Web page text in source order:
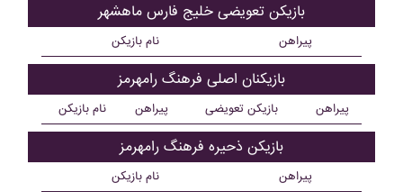
بازیکن تعویضی خليج فارس ماهشهر
نام بازیکن پیراهن
بازیکنان اصلی فرهنگ رامهرمز
نام بازیکن پیراهن بازیکن تعویضی پیراهن
بازیکن ذحیره فرهنگ رامهرمز
نام بازیکن پیراهن